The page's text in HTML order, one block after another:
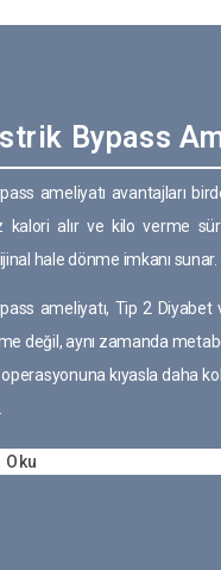
Bypass
ameliyatı avantajları
alır ve kilo verme
hale dönme imkanı sunar.
ameliyatı, Tip 2
değil, aynı zamanda
kıyasla daha
Oku